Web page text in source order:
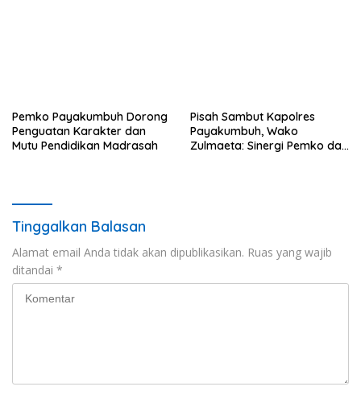
Pemko Payakumbuh Dorong
Penguatan Karakter dan
Mutu Pendidikan Madrasah
Pisah Sambut Kapolres
Payakumbuh, Wako
Zulmaeta: Sinergi Pemko dan
Tinggalkan Balasan
Alamat email Anda tidak akan dipublikasikan. Ruas yang wajib
ditandai *